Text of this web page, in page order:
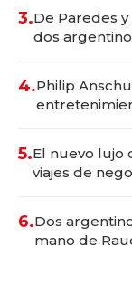
3.De Paredes
dos
4.Philip
5.El nuevo lujo
viajes de
6.Dos
mano de